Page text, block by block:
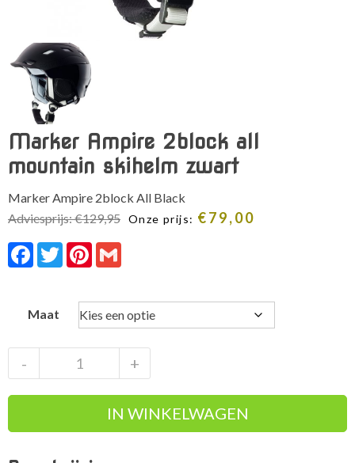
Marker Ampire 2block all
mountain skihelm zwart
Marker Ampire 2block All Black
Adviesprijs:€129,95 Onze prijs: €79,00
Facebook
TwitterPinterest
Maat
Marker
Ampire
2block
mountain
+
-
IN WINKELWAGEN